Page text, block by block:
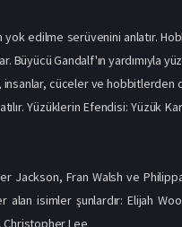
edilme serüvenini anlatır.
Büyücü Gandalf'ın yardımıyla
cüceler ve hobbitlerden
Yüzüklerin Efendisi: Yüzük
Fran Walsh ve Philippa
alan isimler şunlardır: Elijah
Christopher Lee